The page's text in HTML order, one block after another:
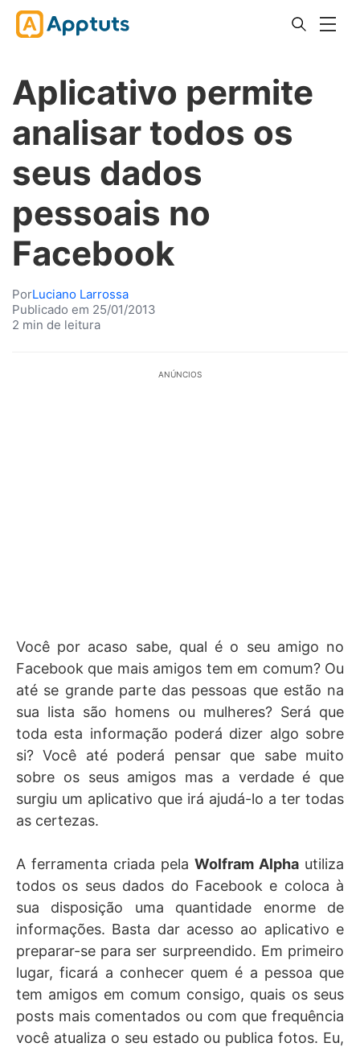
Aplicativo permite
analisar todos os
seus dados
pessoais no
Facebook
PorLuciano Larrossa
Publicado em 25/01/2013
2 min de leitura
ANÚNCIOS
Você por acaso sabe, qual é o seu amigo no
Facebook que mais amigos tem em comum? Ou
até se grande parte das pessoas que estão na
sua lista são homens ou mulheres? Será que
toda esta informação poderá dizer algo sobre
si? Você até poderá pensar que sabe muito
sobre os seus amigos mas a verdade é que
surgiu um aplicativo que irá ajudá-lo a ter todas
as certezas.
A ferramenta criada pela Wolfram Alpha utiliza
todos os seus dados do Facebook e coloca à
sua disposição uma quantidade enorme de
informações. Basta dar acesso ao aplicativo e
preparar-se para ser surpreendido. Em primeiro
lugar, ficará a conhecer quem é a pessoa que
tem amigos em comum consigo, quais os seus
posts mais comentados ou com que frequência
você atualiza o seu estado ou publica fotos. Eu,